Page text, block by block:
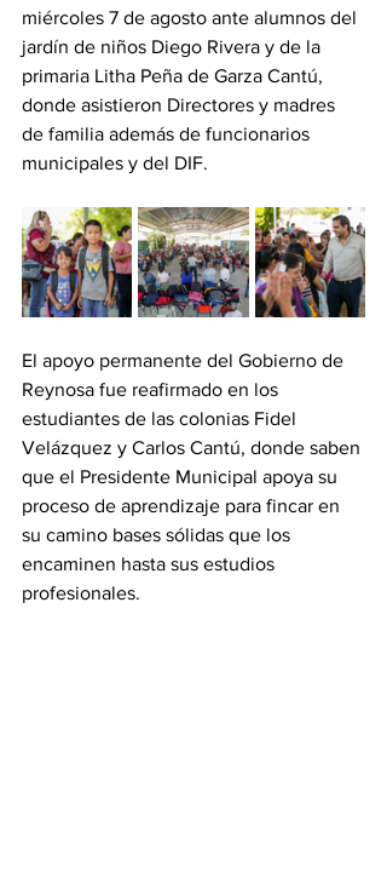
miércoles 7 de agosto ante alumnos del
jardín de niños Diego Rivera y de la
primaria Litha Peña de Garza Cantú,
donde asistieron Directores y madres
de familia además de funcionarios
municipales y del DIF.
El apoyo permanente del Gobierno de
Reynosa fue reafirmado en los
estudiantes de las colonias Fidel
Velázquez y Carlos Cantú, donde saben
que el Presidente Municipal apoya su
proceso de aprendizaje para fincar en
su camino bases sólidas que los
encaminen hasta sus estudios
profesionales.